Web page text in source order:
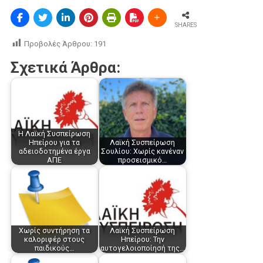
SHARES
Προβολές Άρθρου: 191
Σχετικά Άρθρα:
Η Λαϊκή Συσπείρωση
Ηπείρου για τα
αδειοδοτημένα έργα
ΑΠΕ
Λαϊκή Συσπείρωση
Σουλίου: Χωρίς κανέναν
προσεισμικό…
Χωρίς συντήρηση τα
καλοριφέρ στους
παιδικούς…
Λαϊκή Συσπείρωση
Ηπείρου: Την
αυτογελοιοποίησή της…